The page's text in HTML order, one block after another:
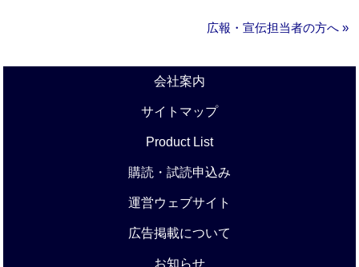
広報・宣伝担当者の方へ »
会社案内
サイトマップ
Product List
購読・試読申込み
運営ウェブサイト
広告掲載について
お知らせ